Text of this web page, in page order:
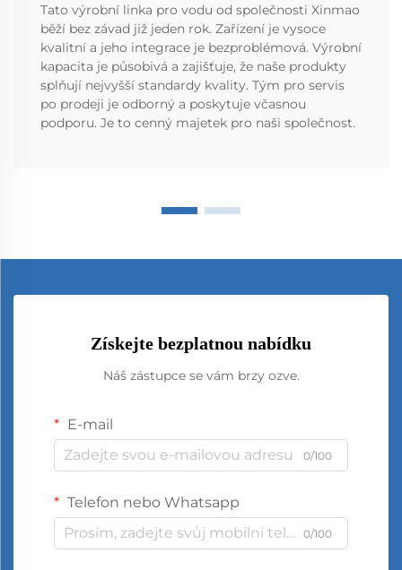
Tato výrobní linka pro vodu od společnosti Xinmao
běží bez závad již jeden rok. Zařízení je vysoce
kvalitní a jeho integrace je bezproblémová. Výrobní
kapacita je působivá a zajišťuje, že naše produkty
splňují nejvyšší standardy kvality. Tým pro servis
po prodeji je odborný a poskytuje včasnou
podporu. Je to cenný majetek pro naši společnost.
Získejte bezplatnou nabídku
Náš zástupce se vám brzy ozve.
E-mail
0/100
Telefon nebo Whatsapp
0/100